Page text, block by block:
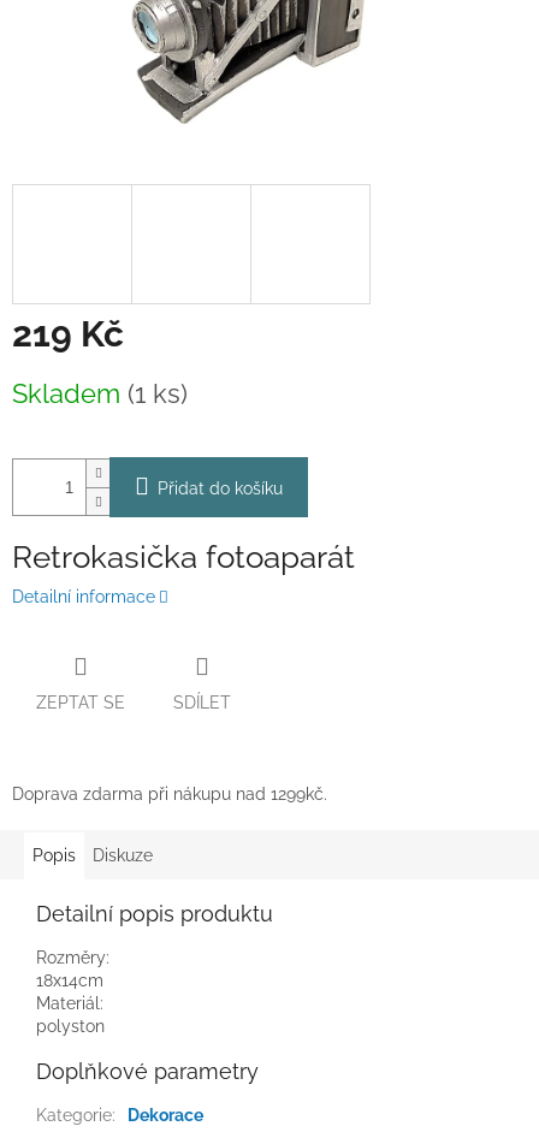
219 Kč
cena:
Skladem (1 ks)
Přidat do košíku
Retrokasička fotoaparát
Detailní informace
ZEPTAT SE SDÍLET
Doprava zdarma při nákupu nad 1299kč.
Popis Diskuze
Detailní popis produktu
Rozměry:
18x14cm
Materiál:
polyston
Doplňkové parametry
Kategorie:
Dekorace